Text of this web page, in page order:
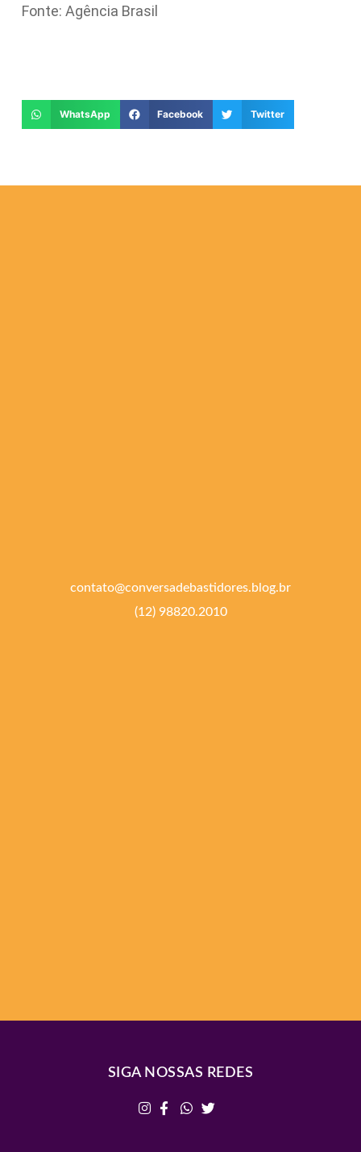
Fonte: Agência Brasil
WhatsApp Facebook Twitter
contato@conversadebastidores.blog.br
(12) 98820.2010
SIGA NOSSAS REDES